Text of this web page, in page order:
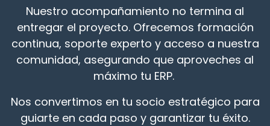
Nuestro acompañamiento no termina al
entregar el proyecto. Ofrecemos formación
continua, soporte experto y acceso a nuestra
comunidad, asegurando que aproveches al
máximo tu ERP.
Nos convertimos en tu socio estratégico para
guiarte en cada paso y garantizar tu éxito.